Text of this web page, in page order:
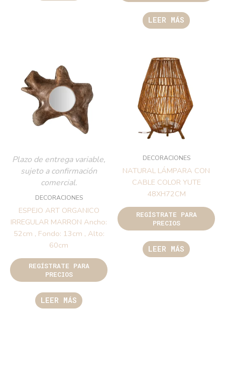
LEER MÁS
Plazo de entrega variable,
sujeto a confirmación
comercial.
DECORACIONES
ESPEJO ART ORGANICO
IRREGULAR MARRON Ancho:
52cm , Fondo: 13cm , Alto:
60cm
REGÍSTRATE PARA
PRECIOS
LEER MÁS
DECORACIONES
NATURAL LÁMPARA CON
CABLE COLOR YUTE
48XH72CM
REGÍSTRATE PARA
PRECIOS
LEER MÁS